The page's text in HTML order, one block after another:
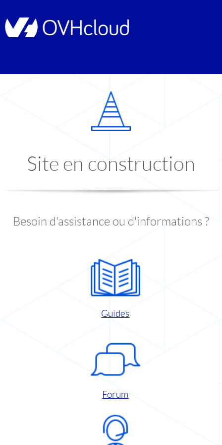
Site en construction
Besoin d'assistance ou d'informations ?
Guides
Forum